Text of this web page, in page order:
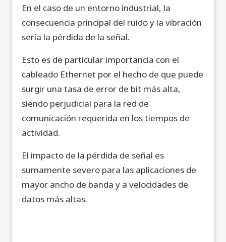
En el caso de un entorno industrial, la
consecuencia principal del ruido y la vibración
sería la pérdida de la señal.
Esto es de particular importancia con el
cableado Ethernet por el hecho de que puede
surgir una tasa de error de bit más alta,
siendo perjudicial para la red de
comunicación requerida en los tiempos de
actividad.
El impacto de la pérdida de señal es
sumamente severo para las aplicaciones de
mayor ancho de banda y a velocidades de
datos más altas.